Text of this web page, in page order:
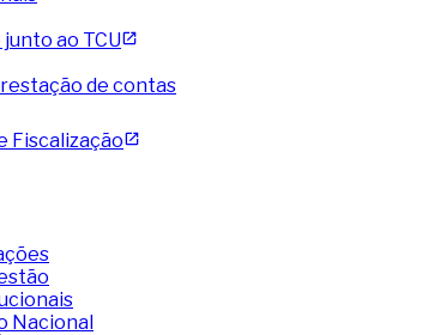
ao TCU
de contas
Fiscalização
Nacional